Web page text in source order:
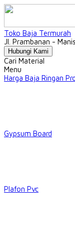
Toko Baja Termurah
Jl. Prambanan -
Hubungi Kami
Cari Material
Menu
Harga Baja Ringan
Gypsum Board
Plafon Pvc